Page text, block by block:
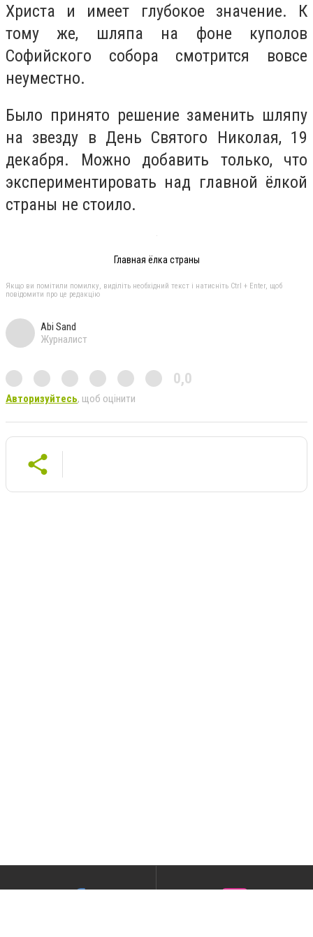
Христа и имеет глубокое значение. К
тому же, шляпа на фоне куполов
Софийского собора смотрится вовсе
неуместно.
Было принято решение заменить шляпу
на звезду в День Святого Николая, 19
декабря. Можно добавить только, что
экспериментировать над главной ёлкой
страны не стоило.
Главная ёлка страны
Якщо ви помітили помилку, виділіть необхідний текст і натисніть Ctrl + Enter, щоб
повідомити про це редакцію
Abi Sand
Журналист
0,0
Авторизуйтесь, щоб оцінити